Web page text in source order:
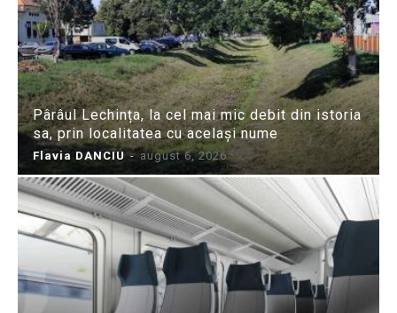
Pârâul Lechința, la cel mai mic debit din istoria
sa, prin localitatea cu același nume
Flavia DANCIU - august 6, 2026